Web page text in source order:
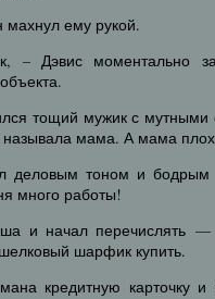
ему рукой.
– Дэвис моментально
тощий мужик с
называла мама. А мама
тоном и бодрым
много работы!
и начал перечислять —
шарфик купить.
кредитную карточку и